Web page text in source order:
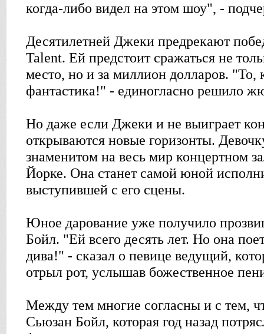
когда-либо видел на этом шоу", -
Десятилетней Джеки предрекают
Talent. Ей предстоит сражаться не
место, но и за миллион долларов. "То,
фантастика!" - единогласно решило
Но даже если Джеки и не выиграет
открываются новые горизонты.
знаменитом на весь мир концертном
Йорке. Она станет самой юной
выступившей с его сцены.
Юное дарование уже получило
Бойл. "Ей всего десять лет. Но она
дива!" - сказал о певице ведущий,
отрыл рот, услышав божественное
Между тем многие согласны и с тем,
Сьюзан Бойл, которая год назад